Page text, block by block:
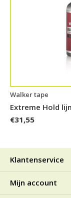
Walker tape
Extreme Hold
€31,55
Klantenservice
Mijn account